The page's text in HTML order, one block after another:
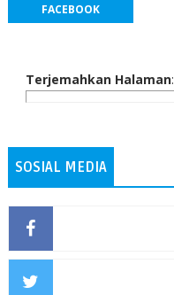
FACEBOOK
Terjemahkan Halaman:
SOSIAL MEDIA